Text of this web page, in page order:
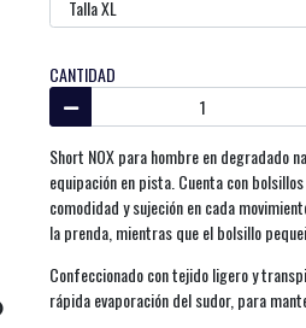
CANTIDAD
Short NOX para hombre en degradado
equipación en pista. Cuenta con
comodidad y sujeción en cada
la prenda, mientras que el bolsillo
Confeccionado con tejido ligero y
rápida evaporación del sudor, para